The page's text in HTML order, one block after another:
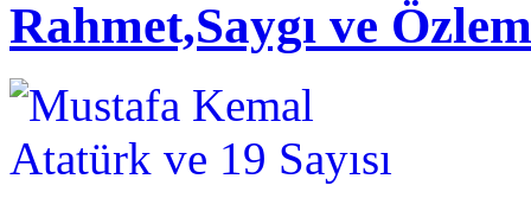
Rahmet,Saygı ve